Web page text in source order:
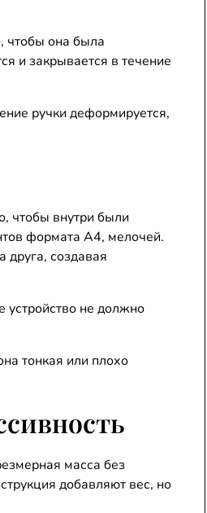
чтобы она была
и закрывается в течение
ручки деформируется,
чтобы внутри были
формата А4, мелочей.
друга, создавая
устройство не должно
тонкая или плохо
масса без
добавляют вес, но